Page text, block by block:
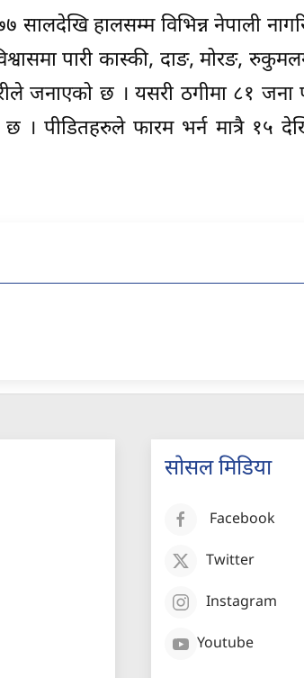
सालदेखि हालसम्म विभिन्न नेपाली
पारी कास्की, दाङ, मोरङ,
जनाएको छ । यसरी ठगीमा ८१
छ । पीडितहरुले फारम भर्न मात्रै १५
सोसल मिडिया
Facebook
Twitter
Instagram
Youtube